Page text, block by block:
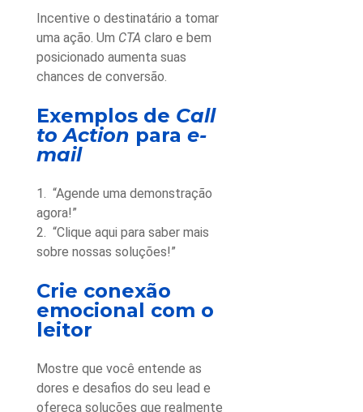
Incentive o destinatário a tomar
uma ação. Um CTA claro e bem
posicionado aumenta suas
chances de conversão.
Exemplos de Call
to Action para e-
mail
1. “Agende uma demonstração
agora!”
2. “Clique aqui para saber mais
sobre nossas soluções!”
Crie conexão
emocional com o
leitor
Mostre que você entende as
dores e desafios do seu lead e
ofereça soluções que realmente